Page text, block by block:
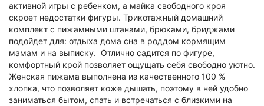
активной игры с ребенком, а майка свободного кроя
скроет недостатки фигуры. Трикотажный домашний
комплект с пижамными штанами, брюками, бриджами
подойдет для: отдыха дома сна в роддом кормящим
мамам и на выписку. Отлично садится по фигуре,
комфортный крой позволяет ощущать себя свободно уютно.
Женская пижама выполнена из качественного 100 %
хлопка, что позволяет коже дышать, поэтому в ней удобно
заниматься бытом, спать и встречаться с близкими на